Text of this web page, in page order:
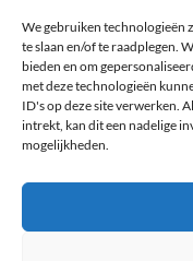
We gebruiken technologieën
te slaan en/of te raadplegen.
bieden en om
met deze technologieën
ID's op deze site verwerken.
intrekt, kan dit een nadelige
mogelijkheden.
Gegevens
Postbus 5020,